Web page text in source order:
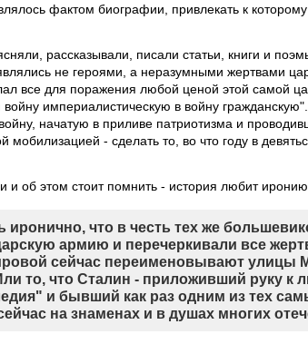
фактом биографии, привлекать к
рассказывали, писали статьи, книги и
не героями, а неразумными жертвами
все для поражения любой ценой этой самой
империалистическую в войну
начатую в приливе патриотизма и
мобилизацией - сделать то, во что году в
и об этом стоит помнить - история любит
иронично, что в честь тех же
армию и перечеркивали все
сейчас переименовывают улицы
то, что Сталин - приложивший руку к
и бывший как раз одним из тех
на знаменах и в душах многих